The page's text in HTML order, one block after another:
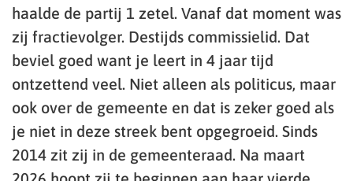
haalde de partij 1 zetel. Vanaf dat moment was
zij fractievolger. Destijds commissielid. Dat
beviel goed want je leert in 4 jaar tijd
ontzettend veel. Niet alleen als politicus, maar
ook over de gemeente en dat is zeker goed als
je niet in deze streek bent opgegroeid. Sinds
2014 zit zij in de gemeenteraad. Na maart